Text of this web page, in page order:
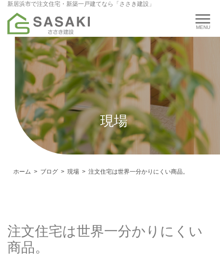
新居浜市で注文住宅・新築一戸建てなら「ささき建設」
現場
ホーム ブログ 現場 注文住宅は世界一分かりにくい商品。
注文住宅は世界一分かりにくい
商品。